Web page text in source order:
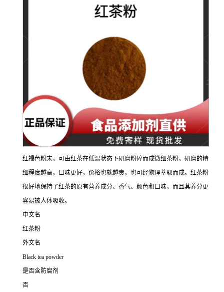
红褐色粉末，可由红茶在低温状态下研磨粉碎而成微细茶粉，研磨的精
细程度越高，口味更好，价格也就越贵，也可经物理萃取而成。红茶粉
很好地保持了红茶的原有营养成分、香气、颜色和口味，而且其养分更
容易被人体吸收。
中文名
红茶粉
外文名
Black tea powder
是否含防腐剂
否